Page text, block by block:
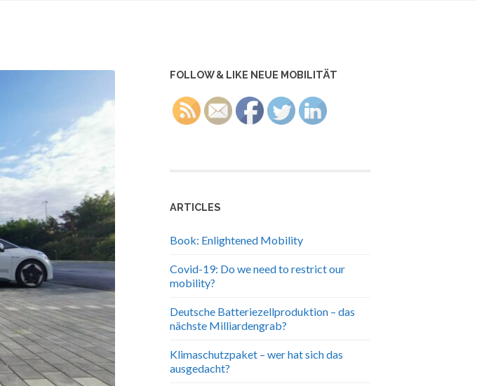
FOLLOW & LIKE NEUE MOBILITÄT
ARTICLES
Book: Enlightened Mobility
Covid-19: Do we need to restrict our
mobility?
Deutsche Batteriezellproduktion – das
nächste Milliardengrab?
Klimaschutzpaket – wer hat sich das
ausgedacht?